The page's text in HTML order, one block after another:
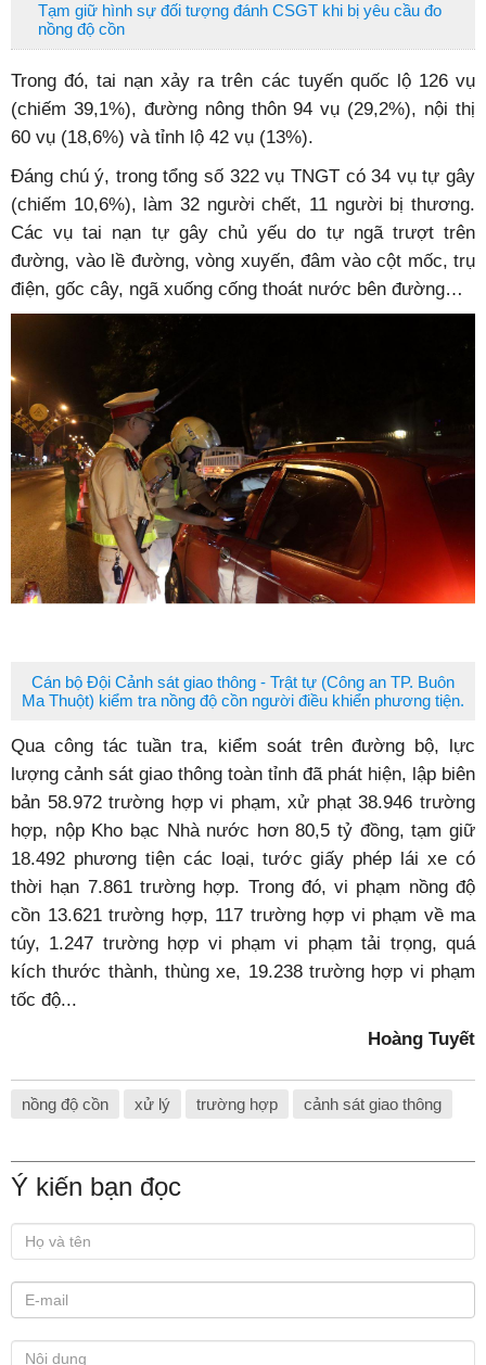
Tạm giữ hình sự đối tượng đánh CSGT khi bị yêu cầu đo
nồng độ cồn
Trong đó, tai nạn xảy ra trên các tuyến quốc lộ 126 vụ
(chiếm 39,1%), đường nông thôn 94 vụ (29,2%), nội thị
60 vụ (18,6%) và tỉnh lộ 42 vụ (13%).
Đáng chú ý, trong tổng số 322 vụ TNGT có 34 vụ tự gây
(chiếm 10,6%), làm 32 người chết, 11 người bị thương.
Các vụ tai nạn tự gây chủ yếu do tự ngã trượt trên
đường, vào lề đường, vòng xuyến, đâm vào cột mốc, trụ
điện, gốc cây, ngã xuống cống thoát nước bên đường…
Cán bộ Đội Cảnh sát giao thông - Trật tự (Công an TP. Buôn
Ma Thuột) kiểm tra nồng độ cồn người điều khiển phương tiện.
Qua công tác tuần tra, kiểm soát trên đường bộ, lực
lượng cảnh sát giao thông toàn tỉnh đã phát hiện, lập biên
bản 58.972 trường hợp vi phạm, xử phạt 38.946 trường
hợp, nộp Kho bạc Nhà nước hơn 80,5 tỷ đồng, tạm giữ
18.492 phương tiện các loại, tước giấy phép lái xe có
thời hạn 7.861 trường hợp. Trong đó, vi phạm nồng độ
cồn 13.621 trường hợp, 117 trường hợp vi phạm về ma
túy, 1.247 trường hợp vi phạm vi phạm tải trọng, quá
kích thước thành, thùng xe, 19.238 trường hợp vi phạm
tốc độ...
Hoàng Tuyết
nồng độ cồn xử lý trường hợp cảnh sát giao thông
Ý kiến bạn đọc